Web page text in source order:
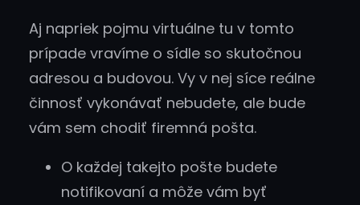
Aj napriek pojmu virtuálne tu v tomto
prípade vravíme o sídle so skutočnou
adresou a budovou. Vy v nej síce reálne
činnosť vykonávať nebudete, ale bude
vám sem chodiť firemná pošta.
O každej takejto pošte budete
notifikovaní a môže vám byť